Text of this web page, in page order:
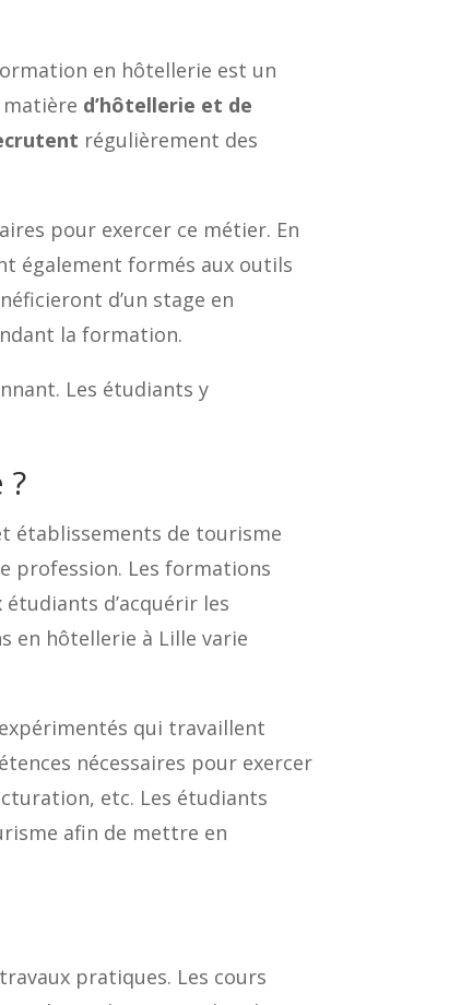
en hôtellerie est un
d’hôtellerie et de
régulièrement des
pour exercer ce métier. En
également formés aux outils
d’un stage en
la formation.
Les étudiants y
établissements de tourisme
profession. Les formations
d’acquérir les
en hôtellerie à Lille varie
qui travaillent
nécessaires pour exercer
etc. Les étudiants
afin de mettre en
pratiques. Les cours